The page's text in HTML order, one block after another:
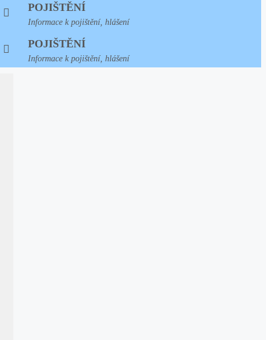
POJIŠTĚNÍ
Informace k pojištění, hlášení
POJIŠTĚNÍ
Informace k pojištění, hlášení